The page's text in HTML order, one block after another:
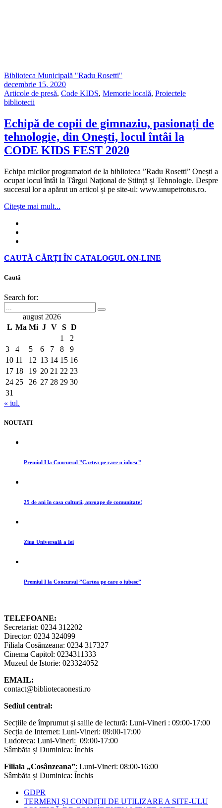
Biblioteca Municipală "Radu Rosetti"
decembrie 15, 2020
Articole de presă, Code KIDS, Memorie locală, Proiectele
bibliotecii
Echipă de copii de gimnaziu, pasionați de
tehnologie, din Onești, locul întâi la
CODE KIDS FEST 2020
Echipa micilor programatori de la biblioteca ”Radu Rosetti” Onești a
ocupat locul întâi la Târgul Național de Știință și Tehnologie. Despre
succesul lor a apărut un articol și pe site-ul: www.unupetrotus.ro.
Citește mai mult...
CAUTĂ CĂRȚI ÎN CATALOGUL ON-LINE
Caută
Search for:
august 2026
L Ma Mi J V S D
1
2
3
4 5 6 7 8
9
10 11 12 13 14 15 16
17 18 19 20 21 22 23
24 25 26 27 28 29 30
31
« iul.
NOUTATI
Premiul I la Concursul ”Cartea pe care o iubesc”
25 de ani în casa culturii, aproape de comunitate!
Ziua Universală a Iei
Premiul I la Concursul ”Cartea pe care o iubesc”
TELEFOANE:
Secretariat: 0234 312202
Director: 0234 324099
Filiala Cosânzeana: 0234 317327
Cinema Capitol: 0234311333
Muzeul de Istorie: 023324052
EMAIL:
contact@bibliotecaonesti.ro
Sediul central:
Secțiile de împrumut și salile de lectură: Luni-Vineri : 09:00-17:00
Secția de Internet: Luni-Vineri: 09:00-17:00
Ludoteca: Luni-Vineri: 09:00-17:00
Sâmbăta și Duminica: Închis
Filiala „Cosânzeana”: Luni-Vineri: 08:00-16:00
Sâmbăta și Duminica: Închis
GDPR
TERMENI ȘI CONDIȚII DE UTILIZARE A SITE-ULU